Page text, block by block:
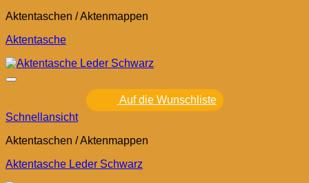
Aktentaschen / Aktenmappen
Aktentasche
Auf die Wunschliste
Schnellansicht
Aktentaschen / Aktenmappen
Aktentasche Leder Schwarz